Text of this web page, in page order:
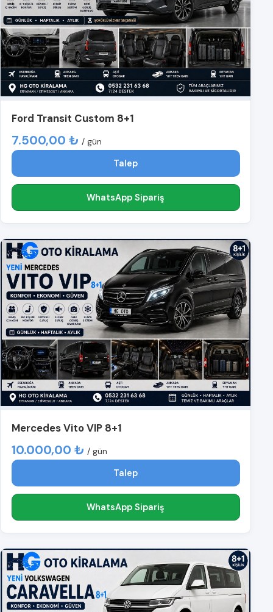
Ford Transit Custom 8+1
7.500,00 ₺ / gün
Talep
WhatsApp Sipariş
Mercedes Vito VIP 8+1
10.000,00 ₺ / gün
Talep
WhatsApp Sipariş